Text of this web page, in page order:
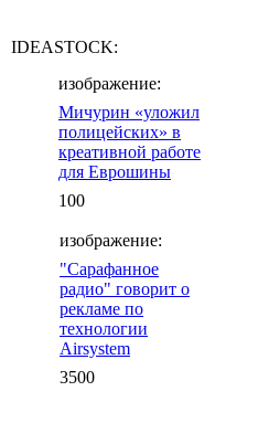
IDEASTOCK:
изображение:
Мичурин «уложил
полицейских» в
креативной работе
для Еврошины
100
изображение:
"Сарафанное
радио" говорит о
рекламе по
технологии
Airsystem
3500